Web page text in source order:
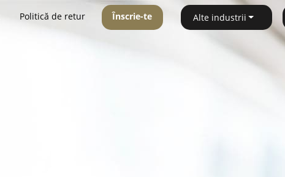
Politică de retur Înscrie-te Alte industrii